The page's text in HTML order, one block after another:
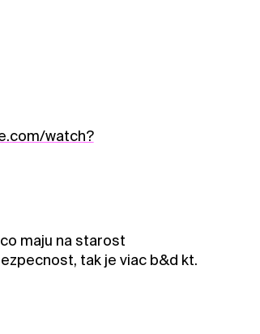
watch?
maju na starost
tak je viac b&d kt.